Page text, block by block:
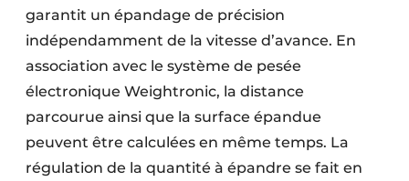
garantit un épandage de précision
indépendamment de la vitesse d’avance. En
association avec le système de pesée
électronique Weightronic, la distance
parcourue ainsi que la surface épandue
peuvent être calculées en même temps. La
régulation de la quantité à épandre se fait en